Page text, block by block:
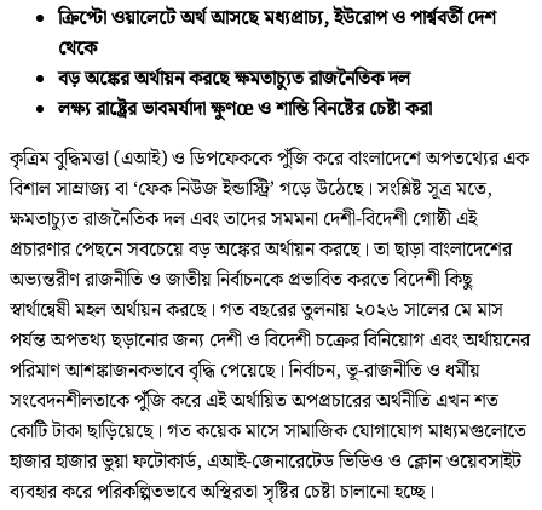
ক্রিপ্টো ওয়ালেটে অর্থ আসছে মধ্যপ্রাচ্য, ইউরোপ ও পার্শ্ববর্তী দেশ
থেকে
বড় অঙ্কের অর্থায়ন করছে ক্ষমতাচ্যুত রাজনৈতিক দল
লক্ষ্য রাষ্ট্রের ভাবমর্যাদা ক্ষুণœ ও শান্তি বিনষ্টের চেষ্টা করা
কৃত্রিম বুদ্ধিমত্তা (এআই) ও ডিপফেককে পুঁজি করে বাংলাদেশে অপতথ্যের এক
বিশাল সাম্রাজ্য বা ‘ফেক নিউজ ইন্ডাস্ট্রি’ গড়ে উঠেছে। সংশ্লিষ্ট সূত্র মতে,
ক্ষমতাচ্যুত রাজনৈতিক দল এবং তাদের সমমনা দেশী-বিদেশী গোষ্ঠী এই
প্রচারণার পেছনে সবচেয়ে বড় অঙ্কের অর্থায়ন করছে। তা ছাড়া বাংলাদেশের
অভ্যন্তরীণ রাজনীতি ও জাতীয় নির্বাচনকে প্রভাবিত করতে বিদেশী কিছু
স্বার্থান্বেষী মহল অর্থায়ন করছে। গত বছরের তুলনায় ২০২৬ সালের মে মাস
পর্যন্ত অপতথ্য ছড়ানোর জন্য দেশী ও বিদেশী চক্রের বিনিয়োগ এবং অর্থায়নের
পরিমাণ আশঙ্কাজনকভাবে বৃদ্ধি পেয়েছে। নির্বাচন, ভূ-রাজনীতি ও ধর্মীয়
সংবেদনশীলতাকে পুঁজি করে এই অর্থায়িত অপপ্রচারের অর্থনীতি এখন শত
কোটি টাকা ছাড়িয়েছে। গত কয়েক মাসে সামাজিক যোগাযোগ মাধ্যমগুলোতে
হাজার হাজার ভুয়া ফটোকার্ড, এআই-জেনারেটেড ভিডিও ও ক্লোন ওয়েবসাইট
ব্যবহার করে পরিকল্পিতভাবে অস্থিরতা সৃষ্টির চেষ্টা চালানো হচ্ছে।